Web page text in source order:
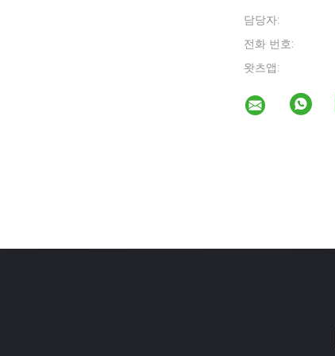
담당자:
전화 번호:
왓츠앱: